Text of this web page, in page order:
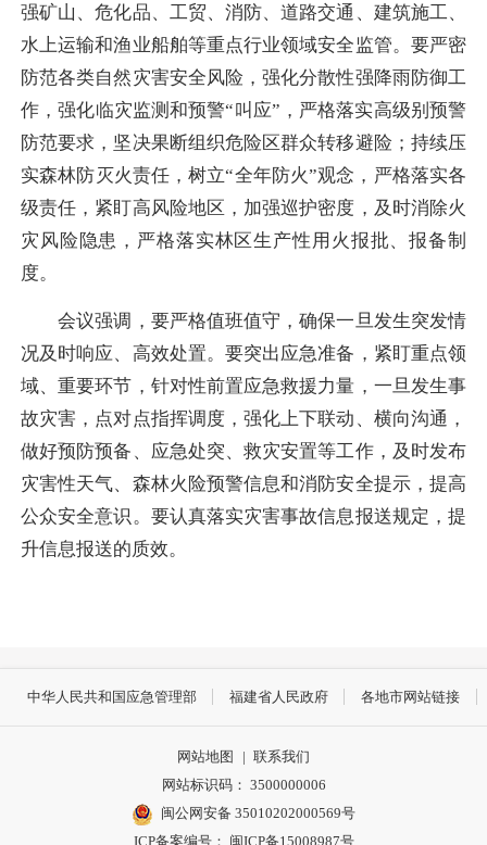
强矿山、危化品、工贸、消防、道路交通、建筑施工、
水上运输和渔业船舶等重点行业领域安全监管。要严密
防范各类自然灾害安全风险，强化分散性强降雨防御工
作，强化临灾监测和预警“叫应”，严格落实高级别预警
防范要求，坚决果断组织危险区群众转移避险；持续压
实森林防灭火责任，树立“全年防火”观念，严格落实各
级责任，紧盯高风险地区，加强巡护密度，及时消除火
灾风险隐患，严格落实林区生产性用火报批、报备制
度。
会议强调，要严格值班值守，确保一旦发生突发情
况及时响应、高效处置。要突出应急准备，紧盯重点领
域、重要环节，针对性前置应急救援力量，一旦发生事
故灾害，点对点指挥调度，强化上下联动、横向沟通，
做好预防预备、应急处突、救灾安置等工作，及时发布
灾害性天气、森林火险预警信息和消防安全提示，提高
公众安全意识。要认真落实灾害事故信息报送规定，提
升信息报送的质效。
中华人民共和国应急管理部 福建省人民政府 各地市网站链接
网站地图 | 联系我们
网站标识码： 3500000006
闽公网安备 35010202000569号
ICP备案编号： 闽ICP备15008987号